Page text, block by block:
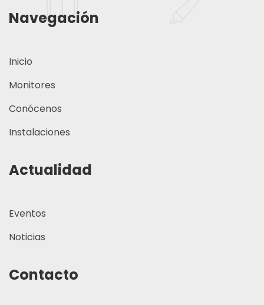
Navegación
Inicio
Monitores
Conócenos
Instalaciones
Actualidad
Eventos
Noticias
Contacto